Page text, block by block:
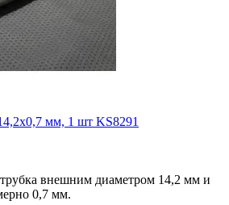
мм, 1 шт KS8291
внешним диаметром 14,2 мм и
0,7 мм.